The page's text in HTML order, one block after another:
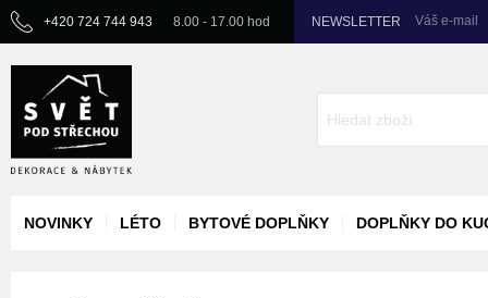
+420 724 744 943 8.00 - 17.00 hod NEWSLETTER Váš e-mail
NOVINKY LÉTO BYTOVÉ DOPLŇKY DOPLŇKY DO